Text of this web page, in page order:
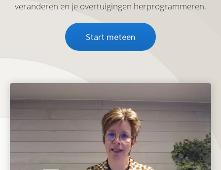
veranderen en je overtuigingen herprogrammeren.
Start meteen